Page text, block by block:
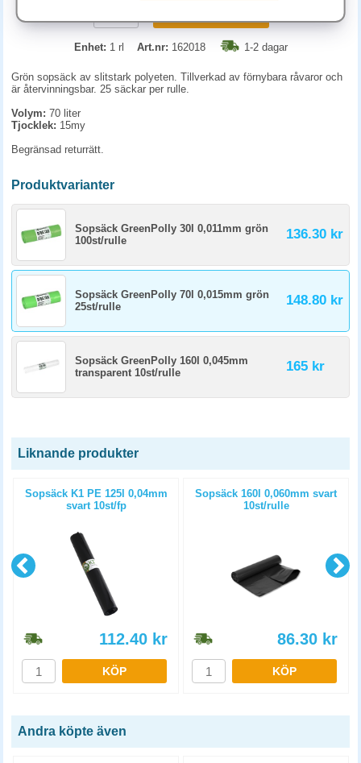
Enhet: 1 rl Art.nr: 162018 1-2 dagar
Grön sopsäck av slitstark polyeten. Tillverkad av förnybara råvaror och
är återvinningsbar. 25 säckar per rulle.
Volym: 70 liter
Tjocklek: 15my
Begränsad returrätt.
Produktvarianter
Sopsäck GreenPolly 30l 0,011mm grön
100st/rulle
136.30 kr
Sopsäck GreenPolly 70l 0,015mm grön
25st/rulle
148.80 kr
Sopsäck GreenPolly 160l 0,045mm
transparent 10st/rulle
165 kr
Liknande produkter
Sopsäck K1 PE 125l 0,04mm
svart 10st/fp
112.40 kr
KÖP
Sopsäck 160l 0,060mm svart
10st/rulle
86.30 kr
KÖP
Andra köpte även